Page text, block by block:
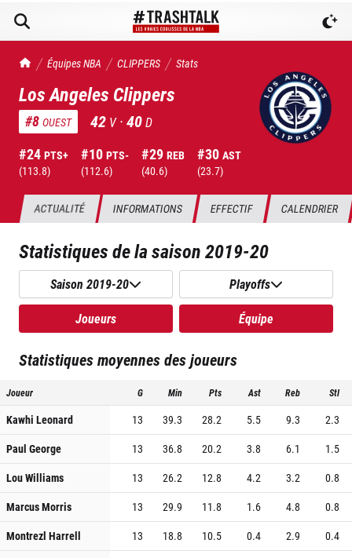
TrashTalk Actu NBA
Équipes NBA CLIPPERS Stats
Los Angeles Clippers
#8 OUEST 42 V ·40D
#24 PTS+
(113.8)
#10 PTS-
(112.6)
#29 REB
(40.6)
#30 AST
(23.7)
ACTUALITÉ INFORMATIONS EFFECTIF CALENDRIER
Statistiques de la saison2019-20
Saison 2019-20 Playoffs
Joueurs Équipe
Statistiques moyennes des joueurs
Joueur G Min Pts Ast Reb Stl
Kawhi Leonard 13 39.3 28.2 5.5 9.3
2.3
Paul George
13 36.8 20.2 3.8 6.1
1.5
Lou Williams
13 26.2 12.8 4.2 3.2
0.8
Marcus Morris
13 29.9 11.8 1.6 4.8
0.8
Montrezl Harrell
13 18.8 10.5 0.4 2.9
0.4